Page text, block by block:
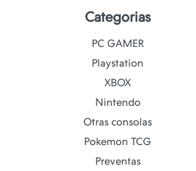
Categorias
PC GAMER
Playstation
XBOX
Nintendo
Otras consolas
Pokemon TCG
Preventas